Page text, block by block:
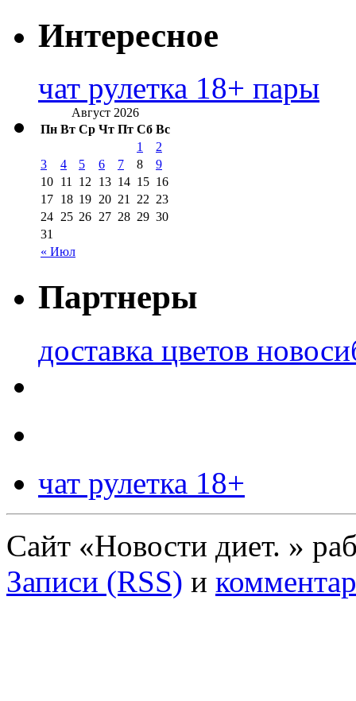
Интересное
чат рулетка 18+ пары
Август 2026
Пн Вт Ср Чт Пт Сб Вс
« Июл
1
2
3
4 5 6 7 8
9
10 11 12 13 14 15 16
17 18 19 20 21 22 23
24 25 26 27 28 29 30
31
Партнеры
доставка цветов
чат рулетка 18+
Сайт «Новости диет. »
Записи (RSS) и